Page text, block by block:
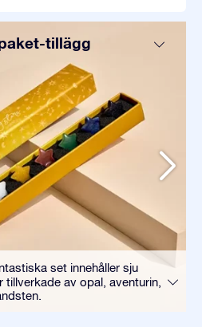
tillägg
set innehåller sju
tillverkade av opal, aventurin,